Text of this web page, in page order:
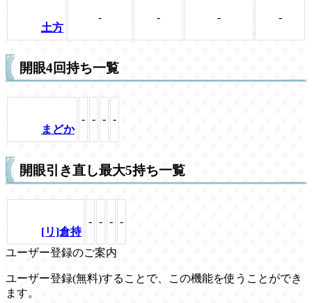
土方
- - - -
開眼4回持ち一覧
まどか
- - - -
開眼引き直し最大5持ち一覧
[リ]倉持
- - - -
ユーザー登録のご案内
ユーザー登録(無料)することで、この機能を使うことができ
ます。